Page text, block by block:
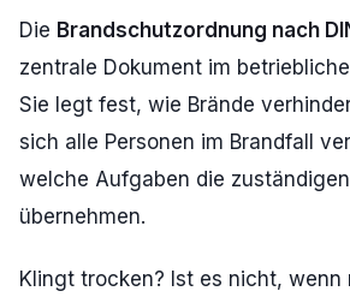
Die Brandschutzordnung nach
zentrale Dokument im
Sie legt fest, wie Brände
sich alle Personen im Brandfall
welche Aufgaben die
übernehmen.
Klingt trocken? Ist es nicht, wenn